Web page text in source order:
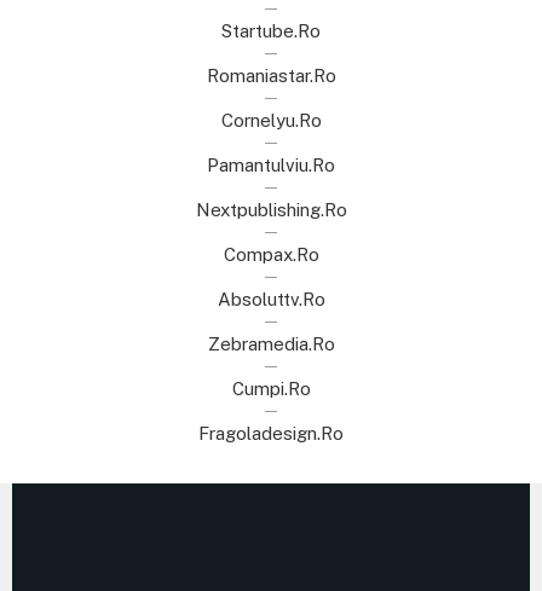
Startube.ro
Romaniastar.ro
Cornelyu.ro
Pamantulviu.ro
Nextpublishing.ro
Compax.ro
Absoluttv.ro
Zebramedia.ro
Cumpi.ro
Fragoladesign.ro